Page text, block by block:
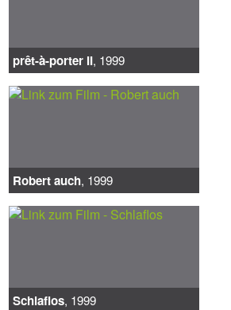
prêt-à-porter II, 1999
Robert auch, 1999
Schlaflos, 1999